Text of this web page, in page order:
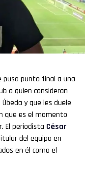
puso punto final a una
a quien consideran
y que les duele
que es el momento
El periodista César
del equipo en
en él como el